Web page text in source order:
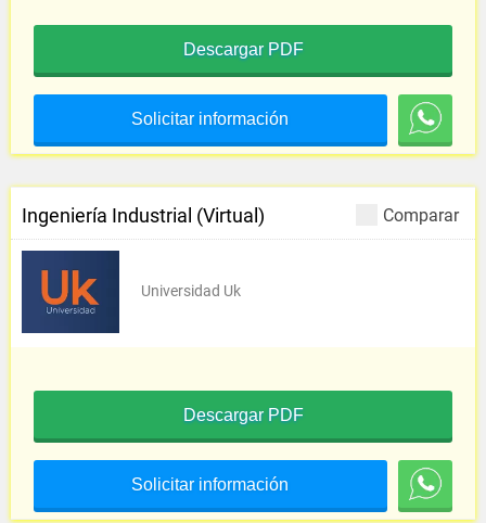
Descargar PDF
Solicitar información
Comparar
Ingeniería Industrial (Virtual)
Universidad Uk
Descargar PDF
Solicitar información